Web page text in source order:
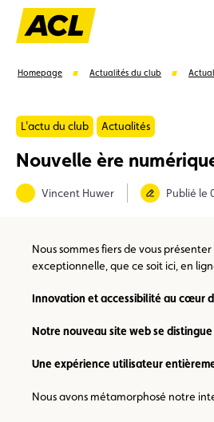
Suggestions
Homepage Actualités du club
L'actu du club Actualités
Nouvelle ère
Vincent Huwer Publié le
Nous sommes fiers de vous
exceptionnelle, que ce soit ici, en
Innovation et accessibilité au cœur
Notre nouveau site web se
Une expérience utilisateur
Nous avons métamorphosé notre